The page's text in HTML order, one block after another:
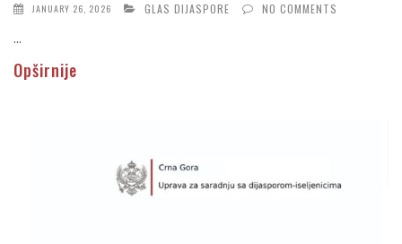
JANUARY 26, 2026 GLAS DIJASPORE NO COMMENTS
...
Opširnije